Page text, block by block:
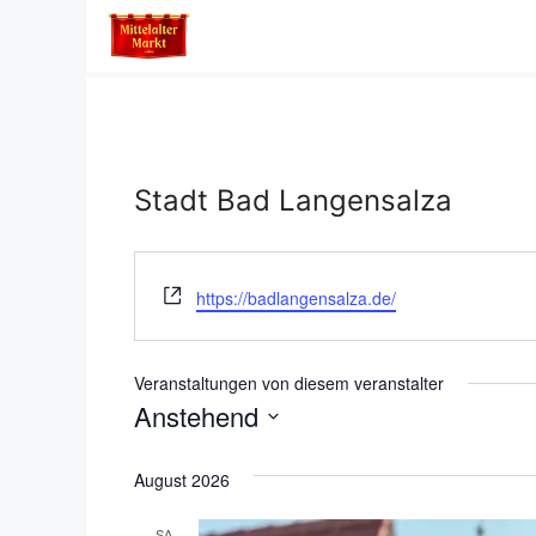
Stadt Bad Langensalza
W
e
b
s
i
e
https://badlangensalza.de/
Veranstaltungen von diesem veranstalter
Anstehend
a
August 2026